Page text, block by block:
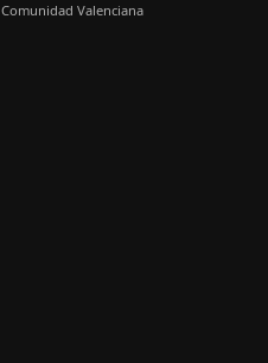
Comunidad Valenciana